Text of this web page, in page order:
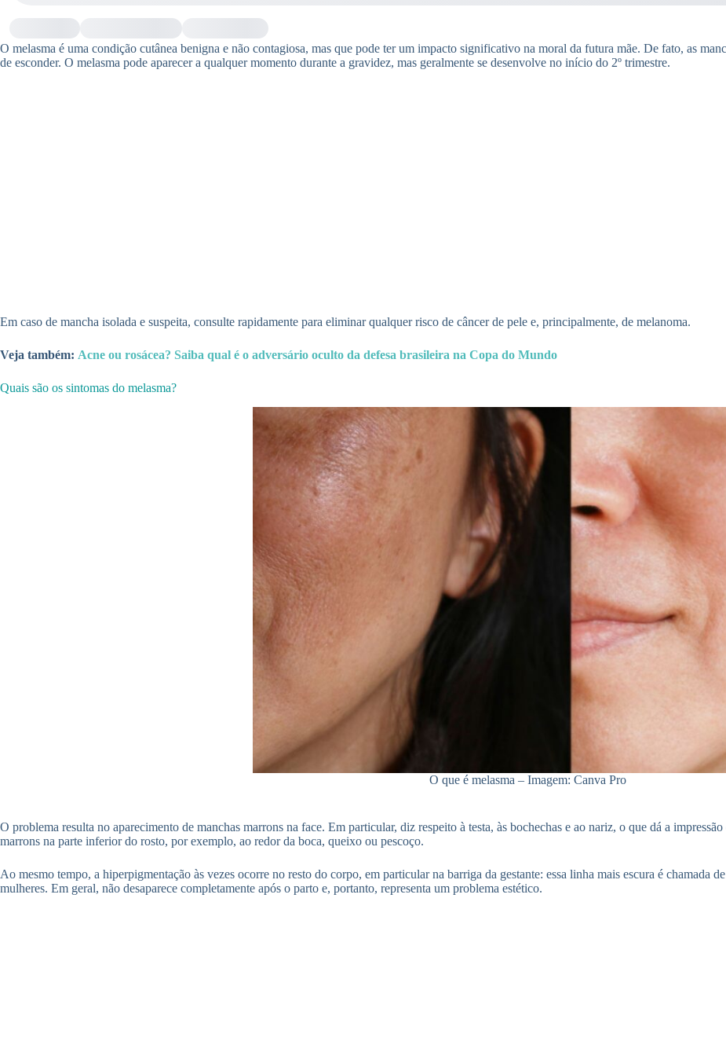
O melasma é uma condição cutânea benigna e não contagiosa, mas que pode ter um impacto significativo na moral da futura mãe. De fato, as
de esconder. O melasma pode aparecer a qualquer momento durante a gravidez, mas geralmente se desenvolve no início do 2º trimestre.
Em caso de mancha isolada e suspeita, consulte rapidamente para eliminar qualquer risco de câncer de pele e, principalmente, de melanoma.
Veja também: Acne ou rosácea? Saiba qual é o adversário oculto da defesa brasileira na Copa do Mundo
Quais são os sintomas do melasma?
O que é melasma – Imagem: Canva Pro
O problema resulta no aparecimento de manchas marrons na face. Em particular, diz respeito à testa, às bochechas e ao nariz, o que dá a
marrons na parte inferior do rosto, por exemplo, ao redor da boca, queixo ou pescoço.
Ao mesmo tempo, a hiperpigmentação às vezes ocorre no resto do corpo, em particular na barriga da gestante: essa linha mais escura é chamada
mulheres. Em geral, não desaparece completamente após o parto e, portanto, representa um problema estético.